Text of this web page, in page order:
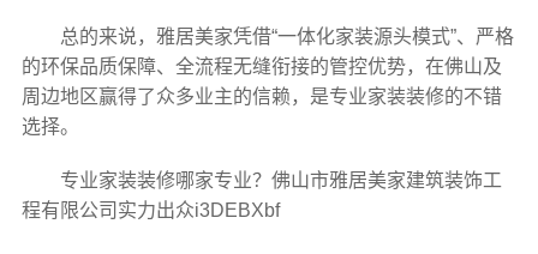
总的来说，雅居美家凭借“一体化家装源头模式”、严格
的环保品质保障、全流程无缝衔接的管控优势，在佛山及
周边地区赢得了众多业主的信赖，是专业家装装修的不错
选择。
专业家装装修哪家专业？佛山市雅居美家建筑装饰工
程有限公司实力出众i3DEBXbf